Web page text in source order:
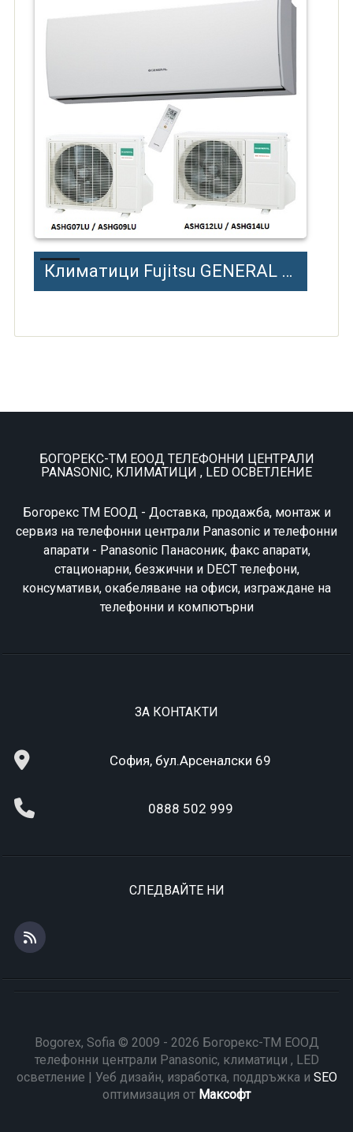
Климатици Fujitsu GENERAL - Информация, Цени, Отстъпки, Промоции
БОГОРЕКС-ТМ ЕООД ТЕЛЕФОННИ ЦЕНТРАЛИ
PANASONIC, КЛИМАТИЦИ , LED ОСВЕТЛЕНИЕ
Богорекс ТМ ЕООД - Доставка, продажба, монтаж и
сервиз на телефонни централи Panasonic и телефонни
апарати - Panasonic Панасоник, факс апарати,
стационарни, безжични и DECT телефони,
консумативи, окабеляване на офиси, изграждане на
телефонни и компютърни
ЗА КОНТАКТИ
София, бул.Арсеналски 69
0888 502 999
СЛЕДВАЙТЕ НИ
Bogorex, Sofia © 2009 - 2026 Богорекс-ТМ ЕООД
телефонни централи Panasonic, климатици , LED
осветление | Уеб дизайн, изработка, поддръжка и SEO
оптимизация от Максофт